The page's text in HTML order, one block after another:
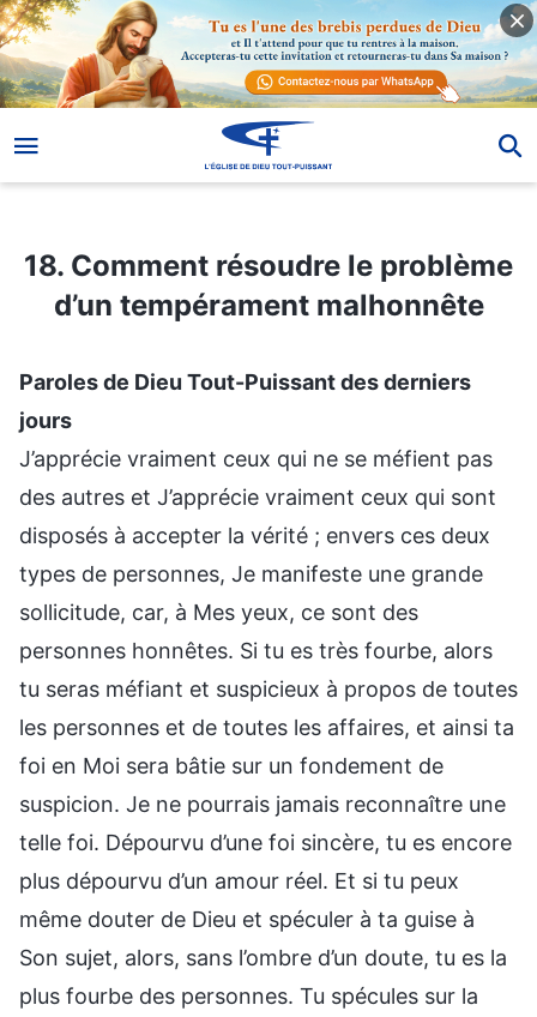
18. Comment résoudre le problème
d’un tempérament malhonnête
Paroles de Dieu Tout-Puissant des derniers
jours
J’apprécie vraiment ceux qui ne se méfient pas
des autres et J’apprécie vraiment ceux qui sont
disposés à accepter la vérité ; envers ces deux
types de personnes, Je manifeste une grande
sollicitude, car, à Mes yeux, ce sont des
personnes honnêtes. Si tu es très fourbe, alors
tu seras méfiant et suspicieux à propos de toutes
les personnes et de toutes les affaires, et ainsi ta
foi en Moi sera bâtie sur un fondement de
suspicion. Je ne pourrais jamais reconnaître une
telle foi. Dépourvu d’une foi sincère, tu es encore
plus dépourvu d’un amour réel. Et si tu peux
même douter de Dieu et spéculer à ta guise à
Son sujet, alors, sans l’ombre d’un doute, tu es la
plus fourbe des personnes. Tu spécules sur la